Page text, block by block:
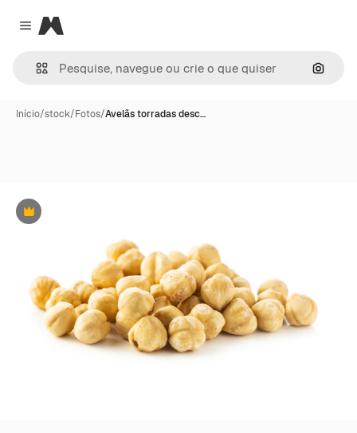
Close menu
Magnific
Início/stock/Fotos/Avelãs torradas desc…
Premium